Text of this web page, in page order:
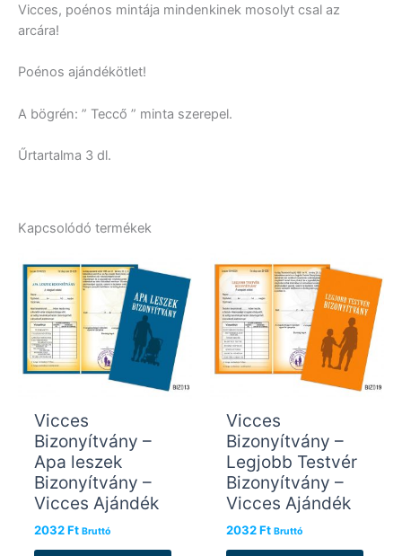
Vicces, poénos mintája mindenkinek mosolyt csal az
arcára!
Poénos ajándékötlet!
A bögrén: ” Teccő ” minta szerepel.
Űrtartalma 3 dl.
Kapcsolódó termékek
Vicces
Bizonyítvány –
Apa leszek
Bizonyítvány –
Vicces Ajándék
2032Ft Bruttó
Vicces
Bizonyítvány –
Legjobb Testvér
Bizonyítvány –
Vicces Ajándék
2032Ft Bruttó